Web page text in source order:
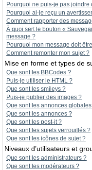
Pourquoi ne puis-je pas
Pourquoi ai-je reçu un
Comment rapporter des
À quoi sert le bouton «
message ?
Pourquoi mon message doit
Comment remonter mon sujet ?
Mise en forme et types de
Que sont les BBCodes ?
Puis-je utiliser le HTML ?
Que sont les smileys ?
Puis-je publier des images ?
Que sont les annonces
Que sont les annonces ?
Que sont les post-it ?
Que sont les sujets verrouillés ?
Que sont les icônes de sujet ?
Niveaux d’utilisateurs et
Que sont les administrateurs ?
Que sont les modérateurs ?